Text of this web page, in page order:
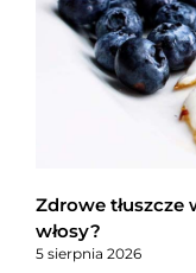
Zdrowe tłuszcze
włosy?
5 sierpnia 2026